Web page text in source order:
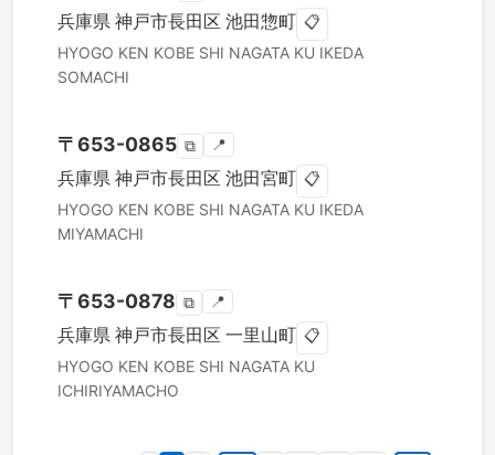
兵庫県 神戸市長田区 池田惣町 📋
HYOGO KEN KOBE SHI NAGATA KU IKEDA
SOMACHI
〒653-0865 ⧉ 📍
兵庫県 神戸市長田区 池田宮町 📋
HYOGO KEN KOBE SHI NAGATA KU IKEDA
MIYAMACHI
〒653-0878 ⧉ 📍
兵庫県 神戸市長田区 一里山町 📋
HYOGO KEN KOBE SHI NAGATA KU
ICHIRIYAMACHO